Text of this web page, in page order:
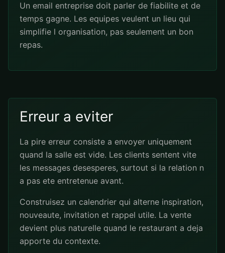
Un email entreprise doit parler de fiabilite et de
temps gagne. Les equipes veulent un lieu qui
simplifie l organisation, pas seulement un bon
repas.
Erreur a eviter
La pire erreur consiste a envoyer uniquement
quand la salle est vide. Les clients sentent vite
les messages desesperes, surtout si la relation n
a pas ete entretenue avant.
Construisez un calendrier qui alterne inspiration,
nouveaute, invitation et rappel utile. La vente
devient plus naturelle quand le restaurant a deja
apporte du contexte.